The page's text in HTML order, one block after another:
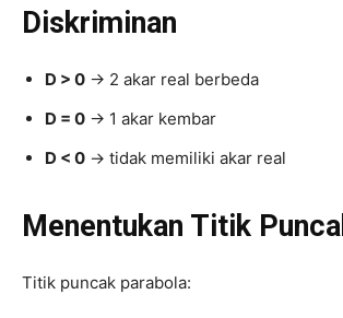
Diskriminan
D > 0 → 2 akar real berbeda
D = 0 → 1 akar kembar
D < 0 → tidak memiliki akar real
Menentukan Titik
Titik puncak parabola: